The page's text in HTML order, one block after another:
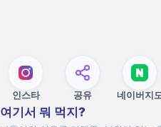
인스타 공유 네이버지
여기서 뭐 먹지?